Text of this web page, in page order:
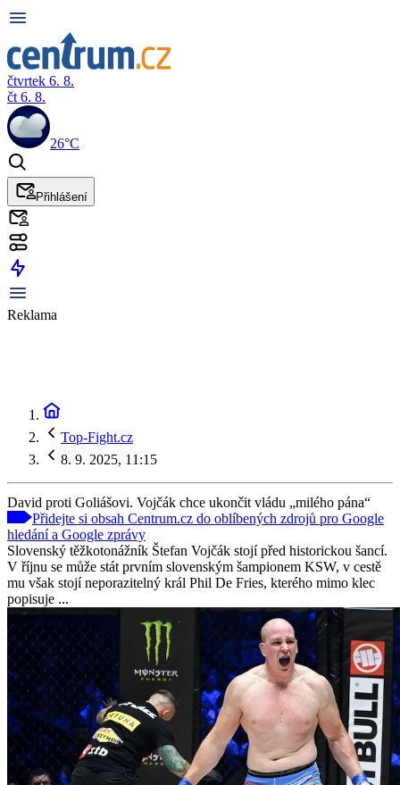
čtvrtek 6. 8.
čt 6. 8.
26°C
Přihlášení
Reklama
Top-Fight.cz
8. 9. 2025, 11:15
David proti Goliášovi. Vojčák chce ukončit vládu „milého pána“
Přidejte si obsah Centrum.cz do oblíbených zdrojů pro Google
hledání a Google zprávy
Slovenský těžkotonážník Štefan Vojčák stojí před historickou šancí.
V říjnu se může stát prvním slovenským šampionem KSW, v cestě
mu však stojí neporazitelný král Phil De Fries, kterého mimo klec
popisuje ...